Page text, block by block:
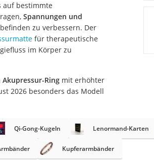
auf bestimmte
Spannungen und
zu verbessern. Der
für therapeutische
im Körper zu
Ringmit erhöhter
2026 besonders das Modell
Qi-Gong-Kugeln Lenormand-Karten
Kupferarmbänder